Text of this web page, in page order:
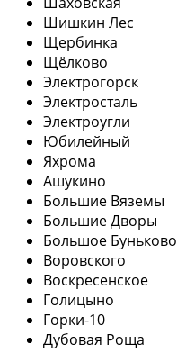
Шишкин Лес
Щербинка
Щёлково
Электрогорск
Электросталь
Электроугли
Юбилейный
Яхрома
Ашукино
Большие Вяземы
Большие Дворы
Большое Буньково
Воровского
Воскресенское
Голицыно
Горки-10
Дубовая Роща